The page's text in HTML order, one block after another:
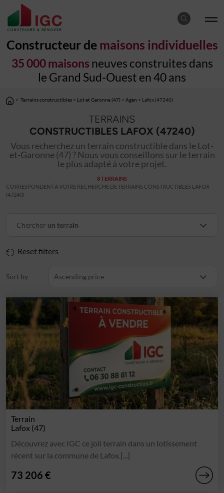
Constructeur de maisons individuelles
35 000 maisons neuves construites dans
le Grand Sud-Ouest en 40 ans
> Terrains constructibles > Lot et Garonne (47) > Agen > Lafox (47240)
TERRAINS
CONSTRUCTIBLES LAFOX (47240)
Vous recherchez un terrain constructible dans le Lot-
et-Garonne (47) ? Nous vous conseillons sur le terrain
le plus adapté à votre projet.
8 TERRAINS
CORRESPONDENT À VOTRE RECHERCHE DE TERRAINS CONSTRUCTIBLES LAFOX
(47240)
Chercher un terrain
Reset filters
Sort by Ascending price
Terrain
Lafox (47)
Découvrez avec IGC ce joli terrain dans un lotissement
récent sur la commune de Lafox.[...]
73 206 €